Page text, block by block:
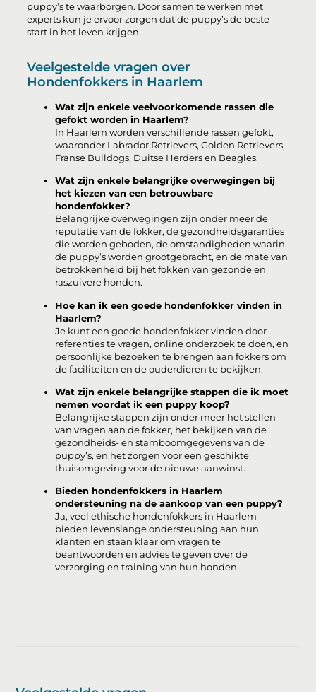
puppy’s te waarborgen. Door samen te werken met
experts kun je ervoor zorgen dat de puppy’s de beste
start in het leven krijgen.
Veelgestelde vragen over
Hondenfokkers in Haarlem
Wat zijn enkele veelvoorkomende rassen die
gefokt worden in Haarlem?
In Haarlem worden verschillende rassen gefokt,
waaronder Labrador Retrievers, Golden Retrievers,
Franse Bulldogs, Duitse Herders en Beagles.
Wat zijn enkele belangrijke overwegingen bij
het kiezen van een betrouwbare
hondenfokker?
Belangrijke overwegingen zijn onder meer de
reputatie van de fokker, de gezondheidsgaranties
die worden geboden, de omstandigheden waarin
de puppy’s worden grootgebracht, en de mate van
betrokkenheid bij het fokken van gezonde en
raszuivere honden.
Hoe kan ik een goede hondenfokker vinden in
Haarlem?
Je kunt een goede hondenfokker vinden door
referenties te vragen, online onderzoek te doen, en
persoonlijke bezoeken te brengen aan fokkers om
de faciliteiten en de ouderdieren te bekijken.
Wat zijn enkele belangrijke stappen die ik moet
nemen voordat ik een puppy koop?
Belangrijke stappen zijn onder meer het stellen
van vragen aan de fokker, het bekijken van de
gezondheids- en stamboomgegevens van de
puppy’s, en het zorgen voor een geschikte
thuisomgeving voor de nieuwe aanwinst.
Bieden hondenfokkers in Haarlem
ondersteuning na de aankoop van een puppy?
Ja, veel ethische hondenfokkers in Haarlem
bieden levenslange ondersteuning aan hun
klanten en staan klaar om vragen te
beantwoorden en advies te geven over de
verzorging en training van hun honden.